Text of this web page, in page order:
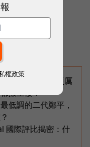
篤昌：還會有更厲
搬上樓？
低調的二代鄭平，
國際評比揭密：什
權政策